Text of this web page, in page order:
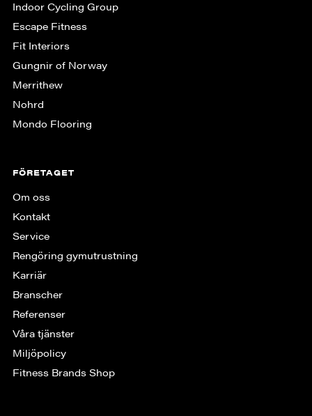
Indoor Cycling Group
Escape Fitness
Fit Interiors
Gungnir of Norway
Merrithew
Nohrd
Mondo Flooring
FÖRETAGET
Om oss
Kontakt
Service
Rengöring gymutrustning
Karriär
Branscher
Referenser
Våra tjänster
Miljöpolicy
Fitness Brands Shop